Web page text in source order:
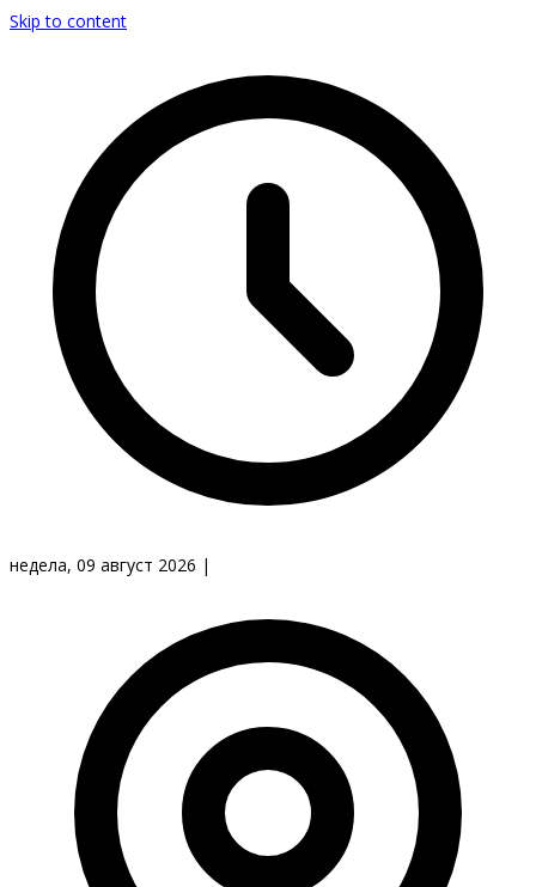
Skip to content
недела, 09 август 2026 |